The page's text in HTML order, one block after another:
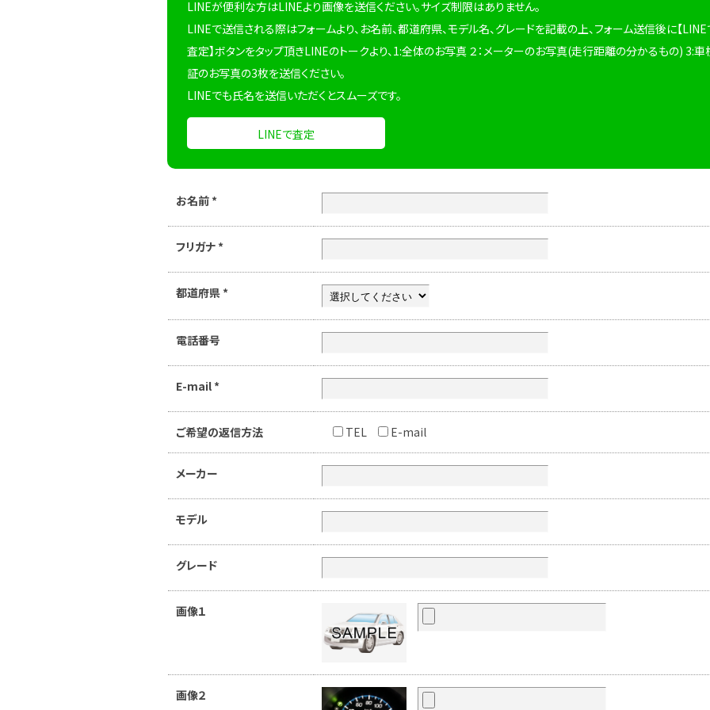
LINEが便利な方はLINEより画像を送信ください。サイズ制限はありません。
LINEで送信される際はフォームより、お名前、都道府県、モデル名、グレードを記載の上、フォーム送信後に【LINE
査定】ボタンをタップ頂きLINEのトークより、1:全体のお写真 ２：メーターのお写真(走行距離の分かるもの) 3:車
証のお写真の3枚を送信ください。
LINEでも氏名を送信いただくとスムーズです。
LINEで査定
お名前 *
フリガナ *
都道府県 *
電話番号
E-mail *
ご希望の返信方法 TEL E-mail
メーカー
モデル
グレード
画像１
画像２